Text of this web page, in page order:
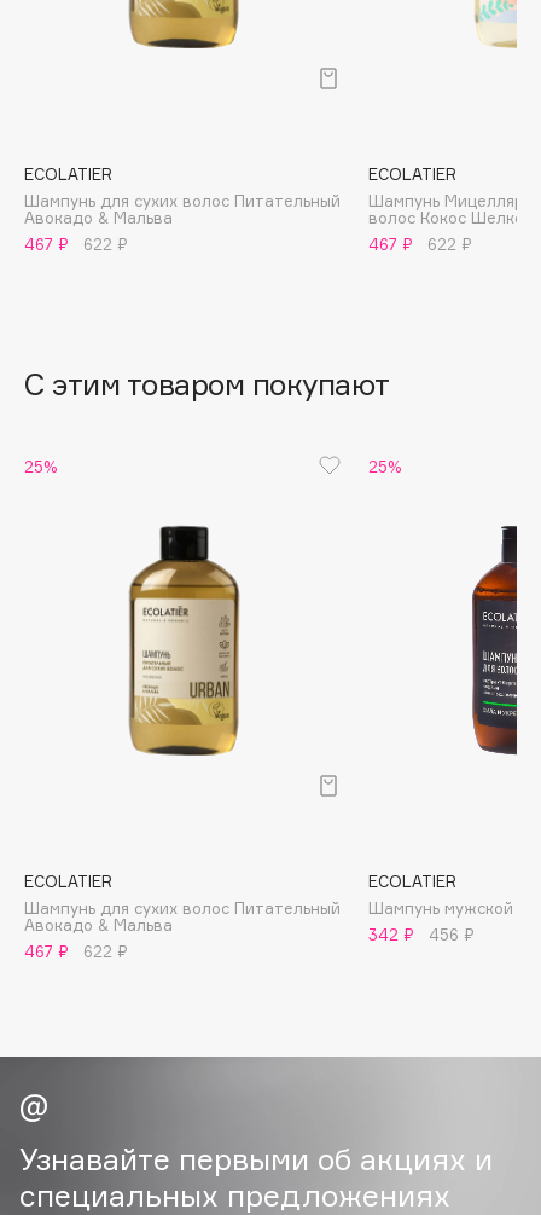
Banderas
Basicare
Batiste
beautyblender
Boadicea The Victorious
Bvlgari
by TERRY
BY WISHTREND
Cadence
Capelli Dorati
Carbon Theory
ECOLATIER
Шампунь для сухих волос Питательный
Авокадо & Мальва
467 ₽
622 ₽
ECOLATIER
Шампунь
волос Кокос
467 ₽
622 ₽
С этим товаром покупают
25%
ECOLATIER
Шампунь для сухих волос Питательный
Авокадо & Мальва
467 ₽
622 ₽
25%
ECOLATIER
Шампунь мужской
342 ₽
456 ₽
Узнавайте первыми об акциях и
специальных предложениях